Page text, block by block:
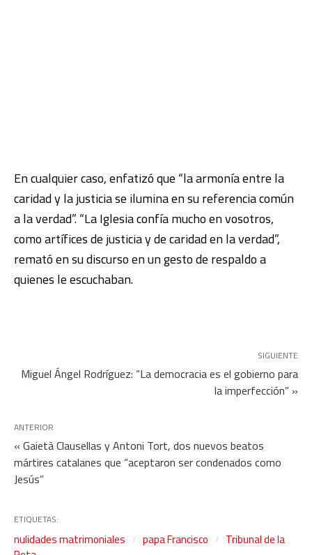
En cualquier caso, enfatizó que “la armonía entre la
caridad y la justicia se ilumina en su referencia común
a la verdad”. “La Iglesia confía mucho en vosotros,
como artífices de justicia y de caridad en la verdad”,
remató en su discurso en un gesto de respaldo a
quienes le escuchaban.
SIGUIENTE
Miguel Ángel Rodríguez: “La democracia es el gobierno para
la imperfección” »
ANTERIOR
« Gaietà Clausellas y Antoni Tort, dos nuevos beatos
mártires catalanes que “aceptaron ser condenados como
Jesús”
ETIQUETAS:
nulidades matrimoniales papa Francisco
Tribunal de la